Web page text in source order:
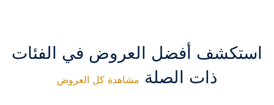
استكشف أفضل العروض في الفئات
ذات الصلة مشاهدة كل العروض